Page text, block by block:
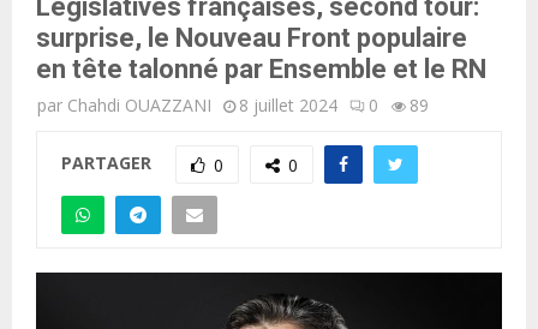
Législatives françaises, second tour:
surprise, le Nouveau Front populaire
en tête talonné par Ensemble et le RN
par Chahdi OUAZZANI 8 juillet 2024 0 89
PARTAGER 0 0